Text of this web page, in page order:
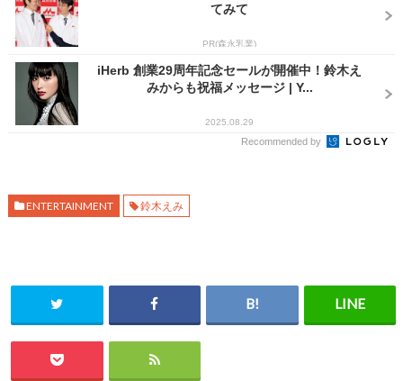
てみて
PR(森永乳業)
iHerb 創業29周年記念セールが開催中！鈴木え
みからも祝福メッセージ | Y...
2025.08.29
Recommended by
ENTERTAINMENT 鈴木えみ